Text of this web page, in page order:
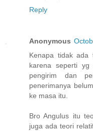
Reply
Anonymous
Kenapa tidak
karena seperti yg
pengirim dan
penerimanya
ke masa itu.
Bro Angulus itu
juga ada teori